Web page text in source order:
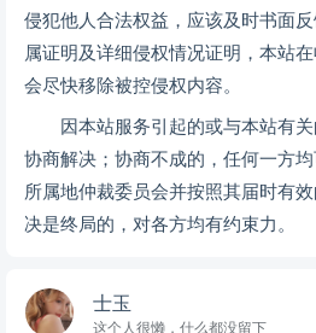
理念 27 3.3整体设想及策划 29 3.3.1、
29 3.4工作计划内容 31 1、 整体设想 31
3、菜单的编制与审核管理 34 2. 根据伙
控制在成本允许范围内。 34 6. 安排1-
供餐不足。 34 4、菜单设计指导原则 35
单 36 6、中餐服务方案与基本餐一周示
43 8、明档烧腊出品计划 45 9、面包屋
少数民族餐出品与服务计划 47 11、菜品
度建设方案 71 3.9组织机构设置 102
侵犯他人合法权益，应该及时书面
属证明及详细侵权情况证明，本站
会尽快移除被控侵权内容。
因本站服务引起的或与本站有
协商解决；协商不成的，任何一方
所属地仲裁委员会并按照其届时有
决是终局的，对各方均有约束力。
士玉
这个人很懒，什么都没留下